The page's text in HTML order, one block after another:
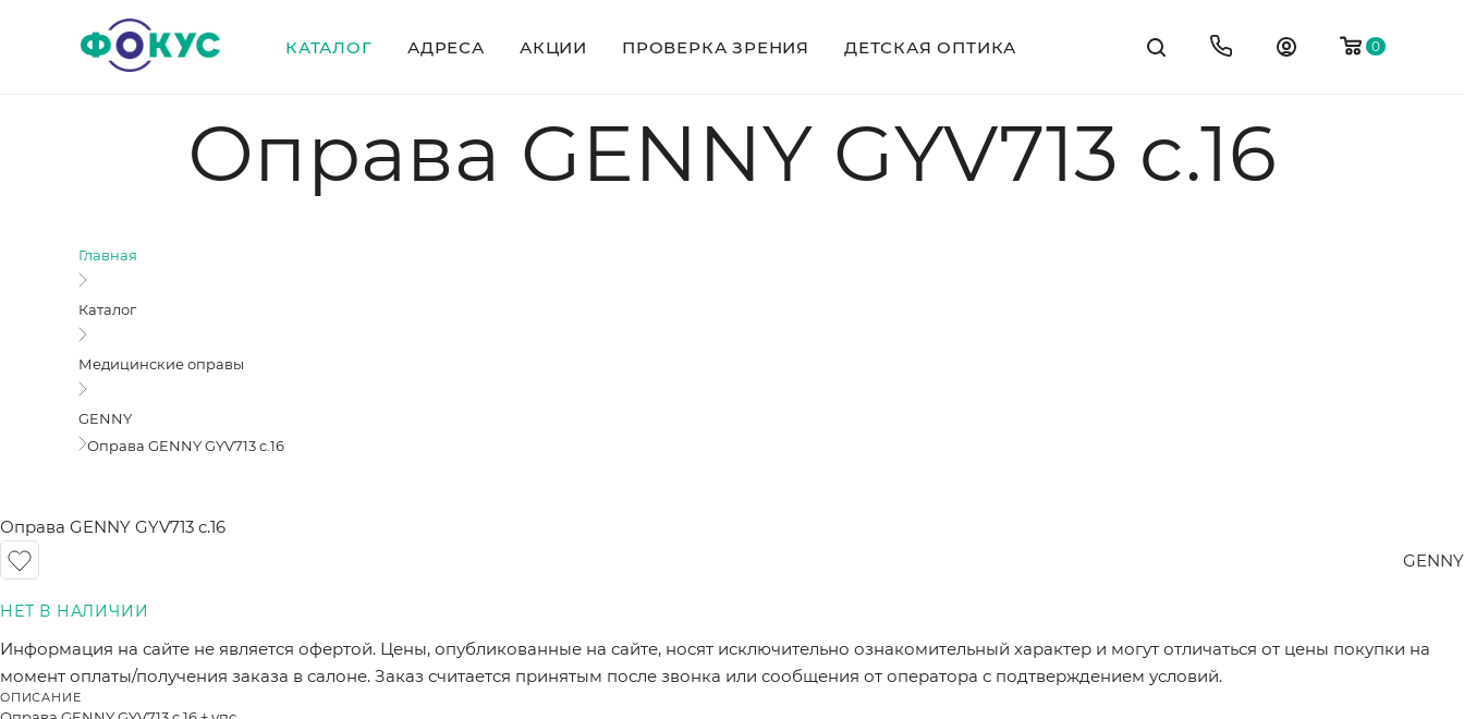
0
КАТАЛОГ АДРЕСА АКЦИИ ПРОВЕРКА ЗРЕНИЯ ДЕТСКАЯ ОПТИКА
Оправа GENNY GYV713 c.16
Главная
Каталог
Медицинские оправы
GENNY
Оправа GENNY GYV713 c.16
Оправа GENNY GYV713 c.16
GENNY
Информация на сайте не является офертой. Цены, опубликованные на сайте, носят исключительно ознакомительный характер и могут отличаться от цены покупки на
момент оплаты/получения заказа в салоне. Заказ считается принятым после звонка или сообщения от оператора с подтверждением условий.
ОПИСАНИЕ